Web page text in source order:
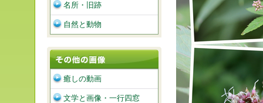
名所・旧跡
自然と動物
癒しの動画
文学と画像・一行四窓